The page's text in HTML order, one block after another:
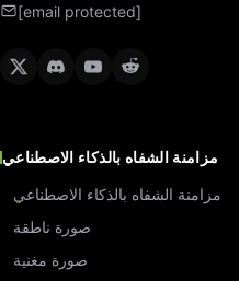
[email protected]
مزامنة الشفاه بالذكاء الاصطناعي
مزامنة الشفاه بالذكاء الاصطناعي
صورة ناطقة
صورة مغنية